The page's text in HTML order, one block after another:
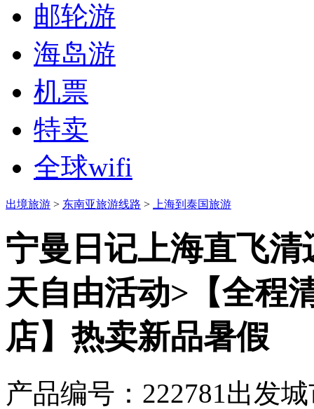
邮轮游
海岛游
机票
特卖
全球wifi
出境旅游 > 东南亚旅游线路 > 上海到泰国旅游
宁曼日记上海直飞
天自由活动>【全程
店】热卖新品暑假
产品编号：222781出发